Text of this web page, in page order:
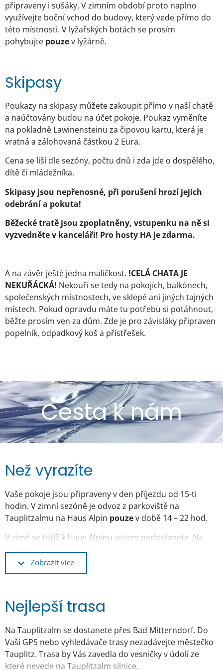
připraveny i sušáky. V zimním období proto naplno
využívejte boční vchod do budovy, který vede přímo do
této místnosti. V lyžařských botách se prosím
pohybujte pouzev lyžárně.
Skipasy
Poukazy na skipasy můžete zakoupit přímo v naší chatě
a naúčtovány budou na účet pokoje. Poukaz vyměníte
na pokladně Lawinensteinu za čipovou kartu, která je
vratná a zálohovaná částkou 2 Eura.
Cena se liší dle sezóny, počtu dnů i zda jde o dospělého,
dítě či mládežníka.
Skipasy jsou nepřenosné, při porušení hrozí jejich
odebrání a pokuta!
Běžecké tratě jsou zpoplatněny, vstupenku na ně si
vyzvedněte v kanceláři! Pro hosty HA je zdarma.
A na závěr ještě jedna maličkost. !CELÁ CHATA JE
NEKUŘÁCKÁ! Nekouří se tedy na pokojích, balkónech,
společenských místnostech, ve sklepě ani jiných tajných
místech. Pokud opravdu máte tu potřebu si potáhnout,
běžte prosím ven za dům. Zde je pro závisláky připraven
popelník, odpadkový koš a přístřešek.
Cesta k nám
Než vyrazíte
Vaše pokoje jsou připraveny v den příjezdu od 15-ti
hodin. V zimní sezóně je odvoz z parkoviště na
Tauplitzalmu na Haus Alpin pouzev době 14 – 22 hod.
V zimě se totiž k Haus Alpinu autem nedostanete. Na
parkoviště si pro Vás dojede správce chaty sněžným
skútrem.
GPS souřadnice Haus Alpinu Loc: 47°35.777″N,
13°58.942″E.
Zobrazit více
Nejlepší trasa
Na Tauplitzalm se dostanete přes Bad Mitterndorf. Do
Vaší GPS nebo vyhledávače trasy nezadávejte městečko
Tauplitz. Trasa by Vás zavedla do vesničky v údolí ze
které nevede na Tauplitzalm silnice.